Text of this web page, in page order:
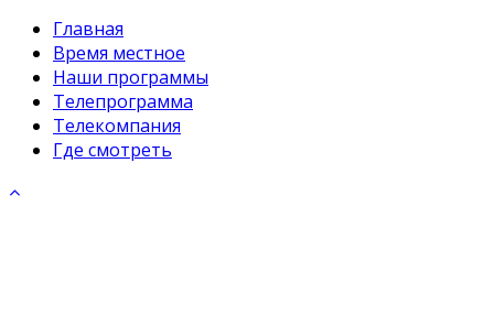
Главная
Время местное
Наши программы
Телепрограмма
Телекомпания
Где смотреть